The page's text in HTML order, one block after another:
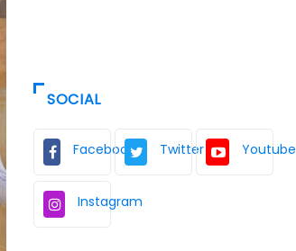
SOCIAL
Facebook Twitter Youtube
Instagram